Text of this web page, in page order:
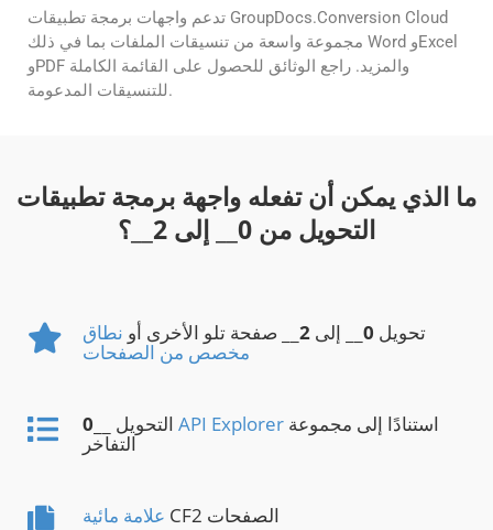
تدعم واجهات برمجة تطبيقات GroupDocs.Conversion Cloud
مجموعة واسعة من تنسيقات الملفات بما في ذلك Word وExcel
وPDF والمزيد. راجع الوثائق للحصول على القائمة الكاملة
للتنسيقات المدعومة.
ما الذي يمكن أن تفعله واجهة برمجة تطبيقات
التحويل من 0 __ إلى 2 __؟
تحويل 0 __ إلى 2 __ صفحة تلو الأخرى أو نطاق
مخصص من الصفحات
0 API Explorer
التفاخر
علامة مائية CF2 الصفحات